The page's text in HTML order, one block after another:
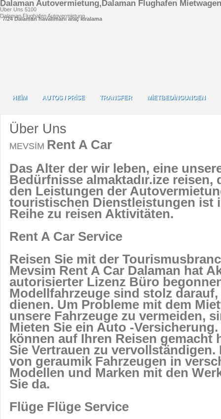
Dalaman Autovermietung,Dalaman Flughafen
Über Uns 5100
Dalaman Flughafen Autovermietung
HEİM
HEİM AUTOS / PRİSE
AUTOS / PRİSE TRANSFER
TRANSFER MİETBEDİNGUNGEN
MİETBEDİNGUNGEN
7/24 Dalaman havalimanı araç kiralama
Über Uns
MEVSİM Rent A Car
Das Alter der wir leben, eine
Bedürfnisse almaktadır.ize reisen,
den Leistungen der
touristischen Dienstleistungen ist
Reihe zu reisen Aktivitäten.
Rent A Car Service
Reisen Sie mit der
Mevsim Rent A Car Dalaman hat
autorisierter Lizenz Büro
Modellfahrzeuge sind stolz
dienen. Um Probleme mit dem
unsere Fahrzeuge zu vermeiden,
Mieten Sie ein Auto -
können auf Ihren Reisen gemacht
Sie Vertrauen zu
von geraumik Fahrzeugen in
Modellen und Marken mit den
Sie da.
Flüge Flüge Service